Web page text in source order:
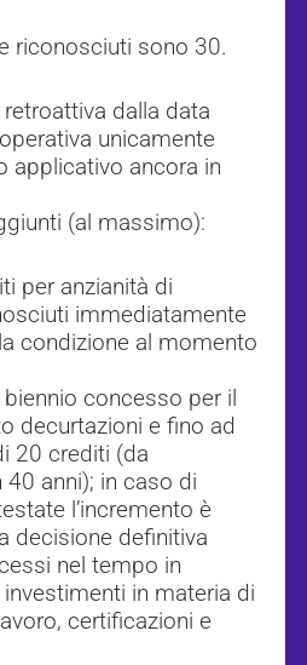
riconosciuti sono 30.
retroattiva dalla data
unicamente
applicativo ancora in
(al massimo):
per anzianità di
immediatamente
condizione al momento
concesso per il
decurtazioni e fino ad
20 crediti (da
40 anni); in caso di
l’incremento è
decisione definitiva
nel tempo in
in materia di
certificazioni e